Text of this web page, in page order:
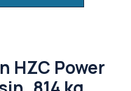
HZC Power